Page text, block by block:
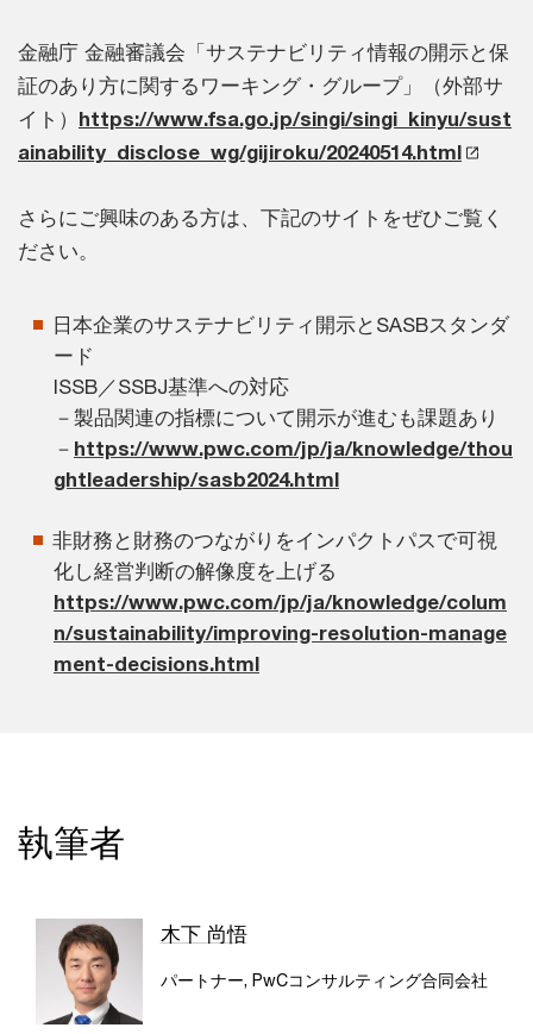
金融庁 金融審議会「サステナビリティ情報の開示と保
証のあり方に関するワーキング・グループ」（外部サ
イト） https://www.fsa.go.jp/singi/singi_kinyu/sust
ainability_disclose_wg/gijiroku/20240514.html
さらにご興味のある方は、下記のサイトをぜひご覧く
ださい。
日本企業のサステナビリティ開示とSASBスタンダ
ード
ISSB／SSBJ基準への対応
－製品関連の指標について開示が進むも課題あり
－ https://www.pwc.com/jp/ja/knowledge/thou
ghtleadership/sasb2024.html
非財務と財務のつながりをインパクトパスで可視
化し経営判断の解像度を上げる
https://www.pwc.com/jp/ja/knowledge/colum
n/sustainability/improving-resolution-manage
ment-decisions.html
執筆者
木下 尚悟
パートナー, PwCコンサルティング合同会社